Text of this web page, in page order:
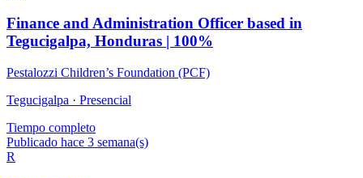
Finance and Administration Officer based in
Tegucigalpa, Honduras | 100%
Pestalozzi Children’s Foundation (PCF)
Tegucigalpa · Presencial
Tiempo completo
Publicado hace 3 semana(s)
R